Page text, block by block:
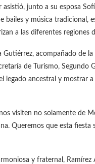
junto a su esposa
y música tradicional,
a las diferentes regiones
acompañado de
de Turismo, Segundo
legado ancestral y
visiten no solamente de
Queremos que esta
y fraternal,